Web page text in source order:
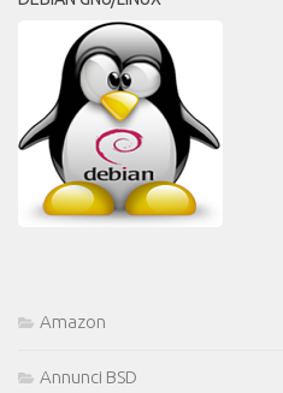
Amazon
Annunci BSD